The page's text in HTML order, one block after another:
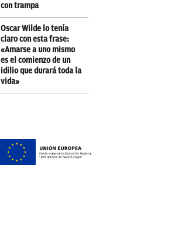
con trampa
Oscar Wilde lo tenía
claro con esta frase:
«Amarse a uno mismo
es el comienzo de un
idilio que durará toda la
vida»